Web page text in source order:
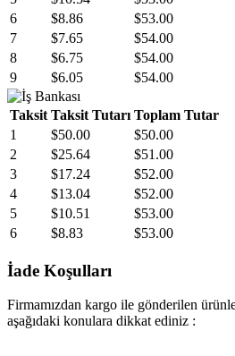
6
$8.86
$53.00
7
$7.65
$54.00
8
$6.75
$54.00
9
$6.05 $54.00
Taksit Taksit Tutarı Toplam Tutar
1
$50.00
$50.00
2
$25.64
$51.00
3
$17.24
$52.00
4
$13.04
$52.00
5
$10.51
$53.00
6
$8.83 $53.00
İade Koşulları
Firmamızdan kargo ile gönderilen
aşağıdaki konulara dikkat ediniz :